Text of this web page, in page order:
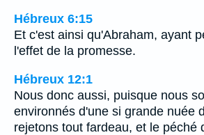
Hébreux 6:15
Et c'est ainsi qu'Abraham, ayant
l'effet de la promesse.
Hébreux 12:1
Nous donc aussi, puisque nous
environnés d'une si grande nuée
rejetons tout fardeau, et le péché